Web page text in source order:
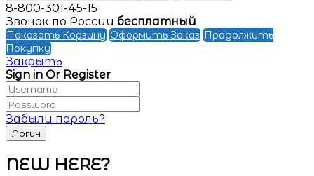
8-800-301-45-15
Звонок по России бесплатный
Показать Корзину Оформить Заказ Продолжить
Покупку
Закрыть
Sign in Or Register
Забыли пароль?
NEW HERE?